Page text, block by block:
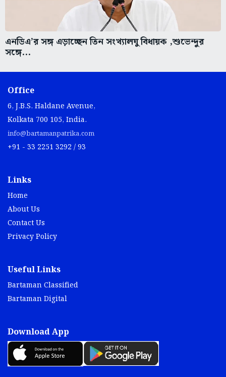
এনডিএ’র সঙ্গ এড়াচ্ছেন তিন সংখ্যালঘু বিধায়ক ,শুভেন্দুর
সঙ্গে...
Office
6, J.B.S. Haldane Avenue,
Kolkata 700 105, India.
info@bartamanpatrika.com
+91 - 33 2251 3292 / 93
Links
Home
About Us
Contact Us
Privacy Policy
Useful Links
Bartaman Classified
Bartaman Digital
Download App